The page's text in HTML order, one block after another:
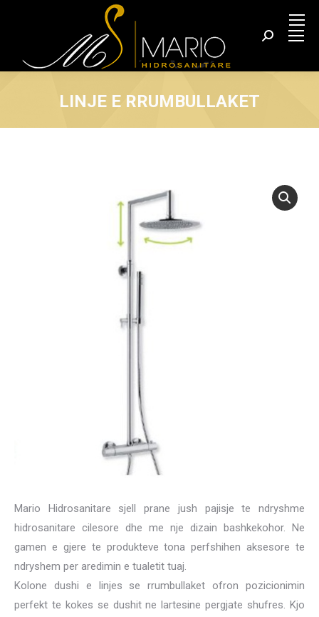
Search:
LINJE E RRUMBULLAKET
Mario Hidrosanitare sjell prane jush pajisje te ndryshme
hidrosanitare cilesore dhe me nje dizain bashkekohor. Ne
gamen e gjere te produkteve tona perfshihen aksesore te
ndryshem per aredimin e tualetit tuaj.
Kolone dushi e linjes se rrumbullaket ofron pozicionimin
perfekt te kokes se dushit ne lartesine pergjate shufres. Kjo